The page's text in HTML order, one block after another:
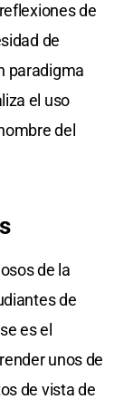
de
de
paradigma
el uso
del
de la
de
es el
unos de
de vista de